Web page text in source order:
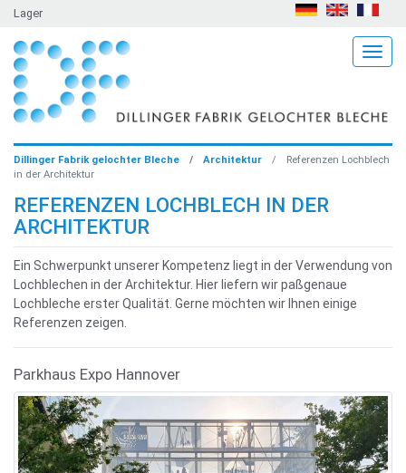
Lager
Dillinger Fabrik gelochter Bleche Architektur
Referenzen Lochblech
in der Architektur
REFERENZEN LOCHBLECH IN DER
ARCHITEKTUR
Ein Schwerpunkt unserer Kompetenz liegt in der Verwendung von
Lochblechen in der Architektur. Hier liefern wir paßgenaue
Lochbleche erster Qualität. Gerne möchten wir Ihnen einige
Referenzen zeigen.
Parkhaus Expo Hannover